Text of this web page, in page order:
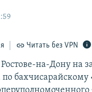
Читать без VPN
на-Дону на
по